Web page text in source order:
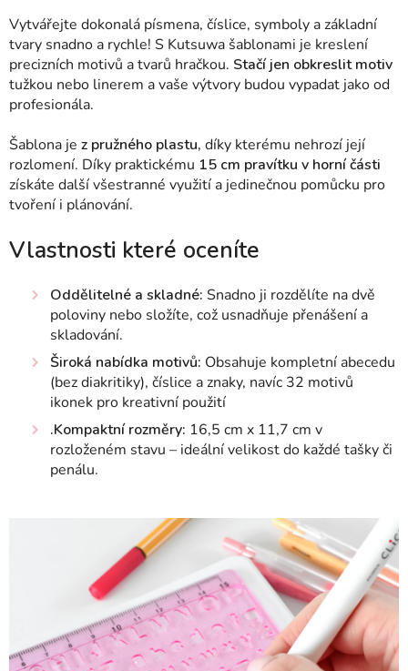
Vytvářejte dokonalá písmena, číslice, symboly a základní
tvary snadno a rychle! S Kutsuwa šablonami je kreslení
precizních motivů a tvarů hračkou. Stačí jen obkreslit motiv
tužkou nebo linerem a vaše výtvory budou vypadat jako od
profesionála.
Šablona je z pružného plastu, díky kterému nehrozí její
rozlomení. Díky praktickému 15 cm pravítku v horní části
získáte další všestranné využití a jedinečnou pomůcku pro
tvoření i plánování.
Vlastnosti které oceníte
Oddělitelné a skladné: Snadno ji rozdělíte na dvě
poloviny nebo složíte, což usnadňuje přenášení a
skladování.
Široká nabídka motivů: Obsahuje kompletní abecedu
(bez diakritiky), číslice a znaky, navíc 32 motivů
ikonek pro kreativní použití
.Kompaktní rozměry: 16,5 cm x 11,7 cm v
rozloženém stavu – ideální velikost do každé tašky či
penálu.